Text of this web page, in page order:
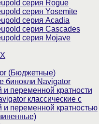
серия Rogue
серия Yosemite
серия Acadia
серия Cascades
серия Mojave
(Бюджетные)
бинокли Navigator
и переменной кратности
классические с
и переменной кратностью